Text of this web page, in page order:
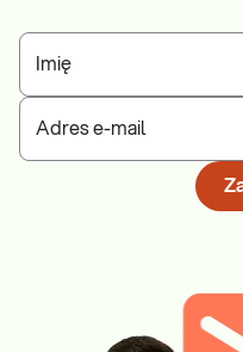
Imię
Adres e-mail